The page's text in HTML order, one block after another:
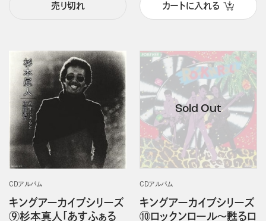
売り切れ カートに入れる
CDアルバム
キングアーカイブシリーズ
⑨杉本真人「あすふぁる
CDアルバム
キングアーカイブシリーズ
⑩ロックンロール～甦るロ